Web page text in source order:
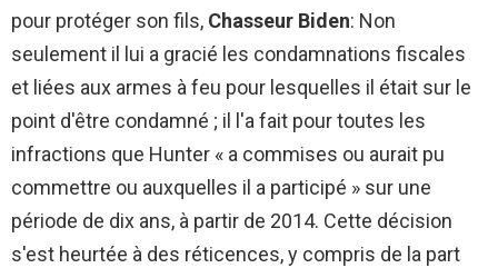
pour protéger son fils, Chasseur Biden: Non
seulement il lui a gracié les condamnations fiscales
et liées aux armes à feu pour lesquelles il était sur le
point d'être condamné ; il l'a fait pour toutes les
infractions que Hunter « a commises ou aurait pu
commettre ou auxquelles il a participé » sur une
période de dix ans, à partir de 2014. Cette décision
s'est heurtée à des réticences, y compris de la part